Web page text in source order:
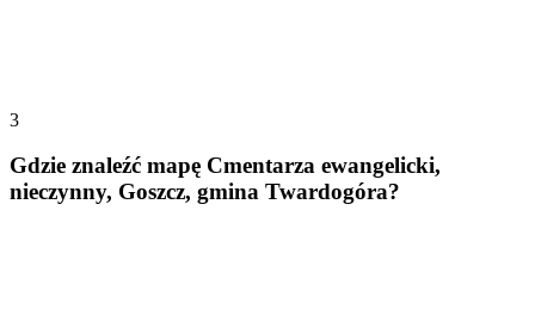
3
Gdzie znaleźć mapę Cmentarza ewangelicki,
nieczynny, Goszcz, gmina Twardogóra?